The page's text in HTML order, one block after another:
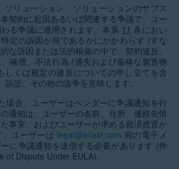
ソリューション、ソリューションのサブス
契約に起因あるいは関連する争議で、ユー
る争議に適用されます。本第 11 条におい
定の訴因が何であるかにかかわらず (すな
な訴因または法的根拠の中で、契約違反、
補償、不法行為 (過失および厳格な製造物
しくは規定の違反についての申し立てを含
訟、その他の論争を意味します。
場合、ユーザーはベンダーに争議通知を行
通知は、ユーザーの名前、住所、連絡先情
事実、およびユーザーが求める救済措置が
ユーザーは legal@avast.com 宛の電子メ
に争議通知を送信する必要があります (件
of Dispute Under EULA)。